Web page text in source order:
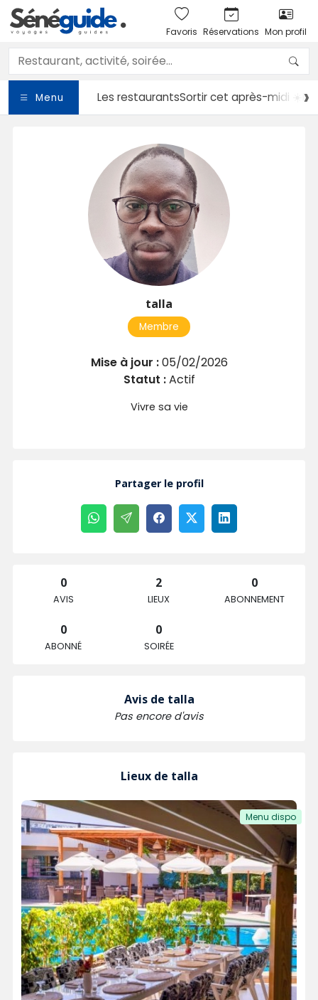
Favoris Réservations Mon profil
Menu Les restaurantsSortircet après-midi ☀️
talla
Membre
Mise à jour :05/02/2026
Statut :Actif
Vivre sa vie
Partager le profil
0
AVIS
2
LIEUX
0
ABONNEMENT
0
ABONNÉ
0
SOIRÉE
Avis de talla
Pas encore d'avis
Lieux de talla
Menu dispo